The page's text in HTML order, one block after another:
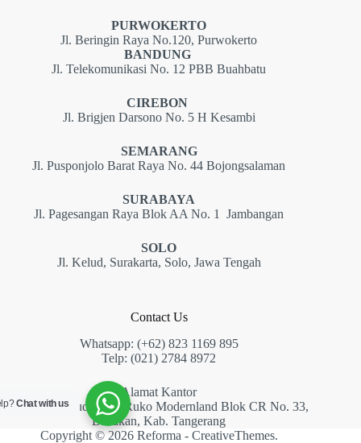
PURWOKERTO
Jl. Beringin Raya No.120, Purwokerto
BANDUNG
Jl. Telekomunikasi No. 12 PBB Buahbatu
CIREBON
Jl. Brigjen Darsono No. 5 H Kesambi
SEMARANG
Jl. Pusponjolo Barat Raya No. 44 Bojongsalaman
SURABAYA
Jl. Pagesangan Raya Blok AA No. 1 Jambangan
SOLO
Jl. Kelud, Surakarta, Solo, Jawa Tengah
Contact Us
Whatsapp: (+62) 823 1169 895
Telp: (021) 2784 8972
Alamat Kantor
Jl. Jenderal Sudirman, Ruko Modernland Blok CR No. 33,
Babakan, Kab. Tangerang
Copyright © 2026 Reforma - CreativeThemes.
Chat with us